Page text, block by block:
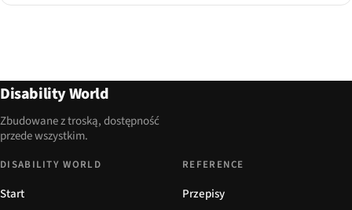
Disability World
Zbudowane z troską, dostępność
przede wszystkim.
DISABILITY WORLD
Start
REFERENCE
Przepisy